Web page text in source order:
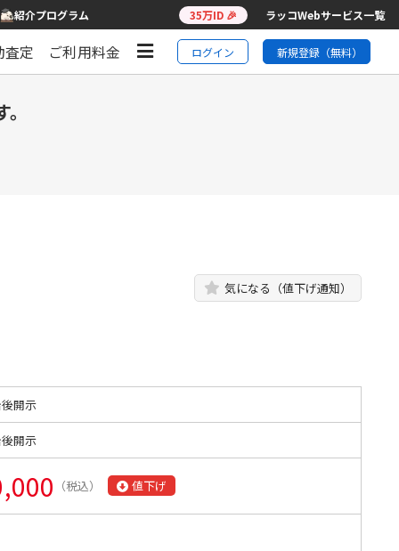
紹介プログラム 35万ID 🎉 ラッコWebサービス一覧
査定 ご利用料金 ログイン 新規登録（無料）
気になる（値下げ通知）
開示
開示
（税込） 値下げ